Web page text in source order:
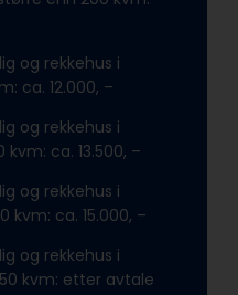
og rekkehus i
ca. 12.000, –
og rekkehus i
kvm: ca. 13.500, –
og rekkehus i
kvm: ca. 15.000, –
og rekkehus i
kvm: etter avtale